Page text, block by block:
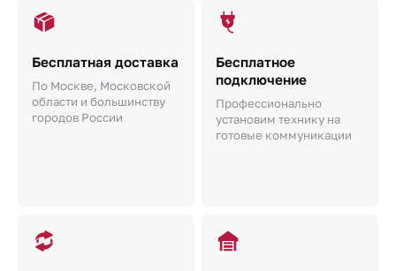
Бесплатная доставка
По Москве, Московской
области и большинству
городов России
Бесплатное
подключение
Профессионально
установим технику на
готовые коммуникации